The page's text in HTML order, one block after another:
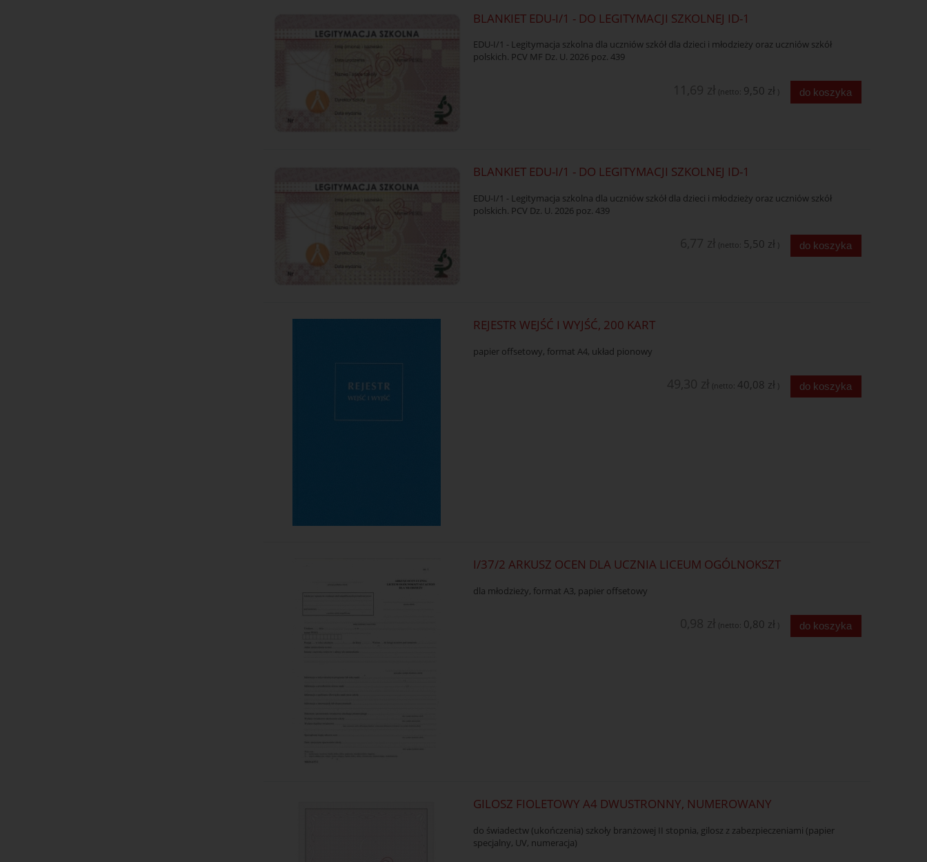
BLANKIET EDU-I/1 - DO LEGITYMACJI SZKOLNEJ ID-1
EDU-I/1 - Legitymacja szkolna dla uczniów szkół dla dzieci i młodzieży oraz uczniów szkół
polskich. PCV MF Dz. U. 2026 poz. 439
(netto: 9,50 zł ) do koszyka
BLANKIET EDU-I/1 - DO LEGITYMACJI SZKOLNEJ ID-1
EDU-I/1 - Legitymacja szkolna dla uczniów szkół dla dzieci i młodzieży oraz uczniów szkół
polskich. PCV Dz. U. 2026 poz. 439
(netto: 5,50 zł ) do koszyka
REJESTR WEJŚĆ I WYJŚĆ, 200 KART
papier offsetowy, format A4, układ pionowy
(netto: 40,08 zł ) do koszyka
I/37/2 ARKUSZ OCEN DLA UCZNIA LICEUM OGÓLNOKSZT
dla młodzieży, format A3, papier offsetowy
(netto: 0,80 zł ) do koszyka
GILOSZ FIOLETOWY A4 DWUSTRONNY, NUMEROWANY
do świadectw (ukończenia) szkoły branżowej II stopnia, gilosz z zabezpieczeniami (papier
specjalny, UV, numeracja)